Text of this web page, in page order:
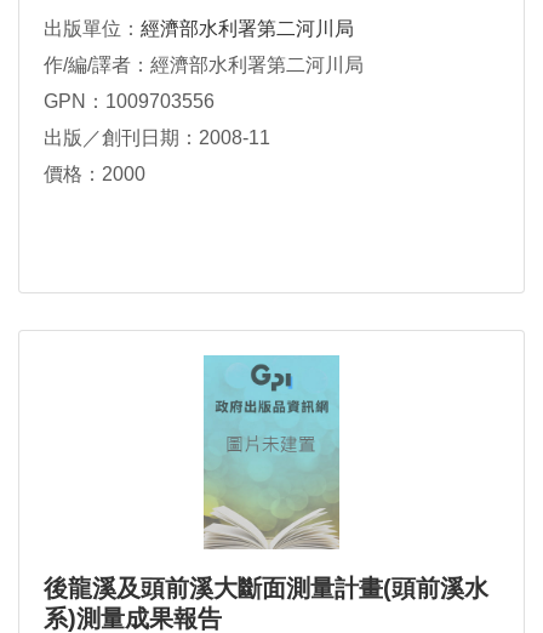
出版單位： 經濟部水利署第二河川局
作/編/譯者：經濟部水利署第二河川局
GPN：1009703556
出版／創刊日期：2008-11
價格：2000
後龍溪及頭前溪大斷面測量計畫(頭前溪水
系)測量成果報告